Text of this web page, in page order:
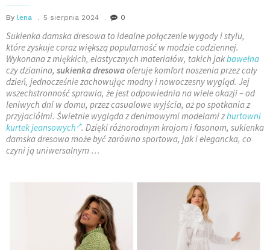
By lena 5 sierpnia 2024 0
Sukienka damska dresowa to idealne połączenie wygody i stylu,
które zyskuje coraz większą popularność w modzie codziennej.
Wykonana z miękkich, elastycznych materiałów, takich jakbawełna
czy dzianina, sukienka dresowaoferuje komfort noszenia przez cały
dzień, jednocześnie zachowując modny i nowoczesny wygląd. Jej
wszechstronność sprawia, że jest odpowiednia na wiele okazji – od
leniwych dni w domu, przez casualowe wyjścia, aż po spotkania z
przyjaciółmi. Świetnie wygląda z denimowymi modelami zhurtowni
kurtek jeansowych . Dzięki różnorodnym krojom i fasonom, sukienka
damska dresowa może być zarówno sportowa, jak i elegancka, co
czyni ją uniwersalnym …